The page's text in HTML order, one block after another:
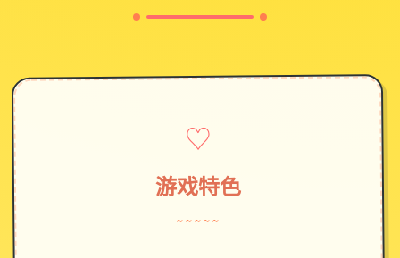
♡
游戏特色
~~~~~